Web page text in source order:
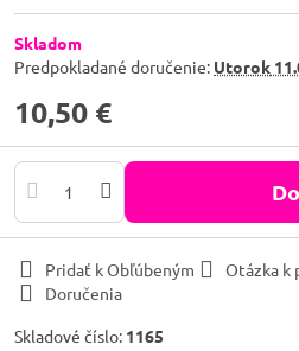
Skladom
Predpokladané doručenie: Utorok
10,50 €
Pridať k Obľúbeným Otázka k
Doručenia
Skladové číslo: 1165